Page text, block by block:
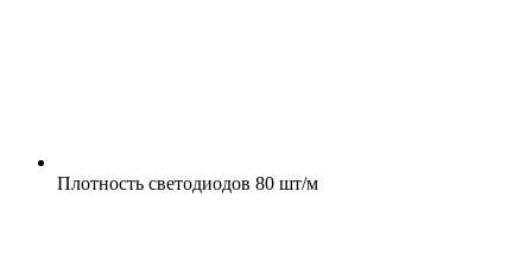
Плотность светодиодов 80 шт/м